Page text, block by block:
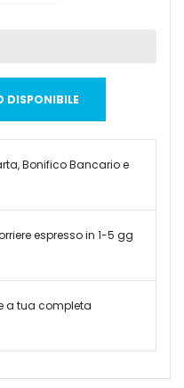
DISPONIBILE
Bonifico Bancario e
espresso in 1-5 gg
a tua completa